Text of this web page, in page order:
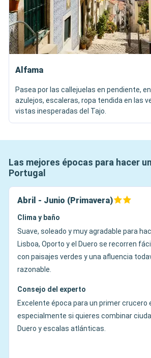
Alfama
Pasea por las callejuelas en pendiente,
azulejos, escaleras, ropa tendida en las
vistas inesperadas del Tajo.
Las mejores épocas para hacer
Portugal
Abril - Junio (Primavera)
Clima y baño
Suave, soleado y muy agradable para
Lisboa, Oporto y el Duero se recorren
con paisajes verdes y una afluencia
razonable.
Consejo del experto
Excelente época para un primer crucero
especialmente si quieres combinar
Duero y escalas atlánticas.